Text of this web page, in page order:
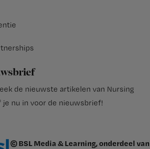
de nieuwste artikelen van Nursing
je nu in voor de nieuwsbrief!
© BSL Media & Learning, onderdeel van